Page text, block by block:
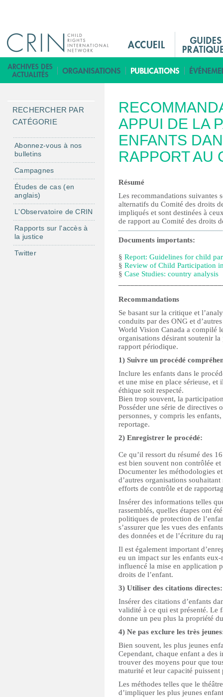
i
n
e
n
u
F
r
i
APPUI DE LA
ENFANTS
RAPPORT AU
Résumé
Les recommandations suivantes
alternatifs du Comité des droits
impliqués et sont destinées à
de rapport au Comité des droits
Documents importants:
§ Report: Guidelines for child
§ Review of Child Participation
§ Case Studies: country analysis
Recommandations
Se basant sur la critique et
conduits par des ONG et
World Vision Canada a compilé
organisations désirant soutenir
rapport périodique.
1) Suivre un procédé
Inclure les enfants dans le
et une mise en place sérieuse, et
éthique soit respecté.
Bien trop souvent, la
Posséder une série de directives
personnes, y compris les
reportage.
2) Enregistrer le procédé:
Ce qu’il ressort du résumé des
est bien souvent non contrôlée
Documenter les méthodologies
d’autres organisations
efforts de contrôle et de
Insérer des informations telles
rassemblés, quelles étapes ont
politiques de protection de
s’assurer que les vues des
des données et de l’écriture du
Il est également important
eu un impact sur les enfants
influencé la mise en application
droits de l’enfant.
3) Utiliser des citations directes:
Insérer des citations d’enfants
validité à ce qui est présenté. Le
donne un peu plus la propriété
4) Ne pas exclure les très jeunes
Bien souvent, les plus jeunes
Cependant, chaque enfant a des
trouver des moyens pour que
maturité et leur capacité puissent
Les méthodes telles que le
d’impliquer les plus jeunes
RECHERCHER PAR
CATÉGORIE
Abonnez-vous à nos
bulletins
Campagnes
Études de cas (en
anglais)
L'Observatoire de CRIN
Rapports sur l'accès à
la justice
Twitter